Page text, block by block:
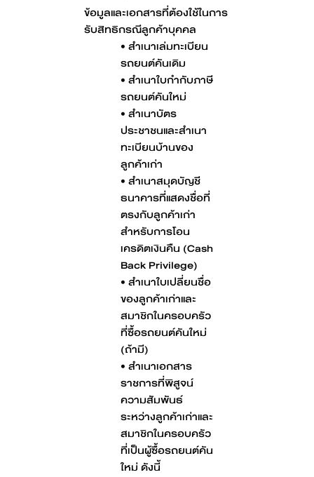
ข้อมูลและเอกสารที่ต้องใช้ในการ
รับสิทธิกรณีลูกค้าบุคคล
• สำเนาเล่มทะเบียน
รถยนต์คันเดิม
• สำเนาใบกำกับภาษี
รถยนต์คันใหม่
• สำเนาบัตร
ประชาชนและสำเนา
ทะเบียนบ้านของ
ลูกค้าเก่า
• สำเนาสมุดบัญชี
ธนาคารที่แสดงชื่อที่
ตรงกับลูกค้าเก่า
สำหรับการโอน
เครดิตเงินคืน (Cash
Back Privilege)
• สำเนาใบเปลี่ยนชื่อ
ของลูกค้าเก่าและ
สมาชิกในครอบครัว
ที่ซื้อรถยนต์คันใหม่
(ถ้ามี)
• สำเนาเอกสาร
ราชการที่พิสูจน์
ความสัมพันธ์
ระหว่างลูกค้าเก่าและ
สมาชิกในครอบครัว
ที่เป็นผู้ซื้อรถยนต์คัน
ใหม่ ดังนี้